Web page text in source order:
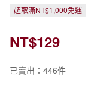
超取滿NT$1,000免運
NT$129
已賣出：446件